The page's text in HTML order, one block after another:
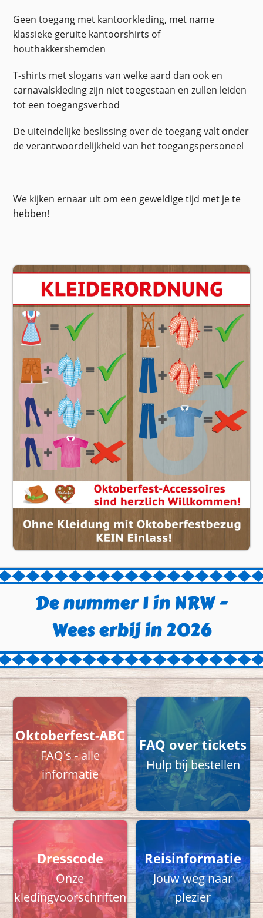
Geen toegang met kantoorkleding, met name
klassieke geruite kantoorshirts of
houthakkershemden
T-shirts met slogans van welke aard dan ook en
carnavalskleding zijn niet toegestaan en zullen leiden
tot een toegangsverbod
De uiteindelijke beslissing over de toegang valt onder
de verantwoordelijkheid van het toegangspersoneel
We kijken ernaar uit om een geweldige tijd met je te
hebben!
De nummer 1 in NRW -
Wees erbij in 2026
Oktoberfest-ABC
FAQ's - alle
informatie
FAQ over tickets
Hulp bij bestellen
Dresscode
Onze
kledingvoorschriften
Reisinformatie
Jouw weg naar
plezier